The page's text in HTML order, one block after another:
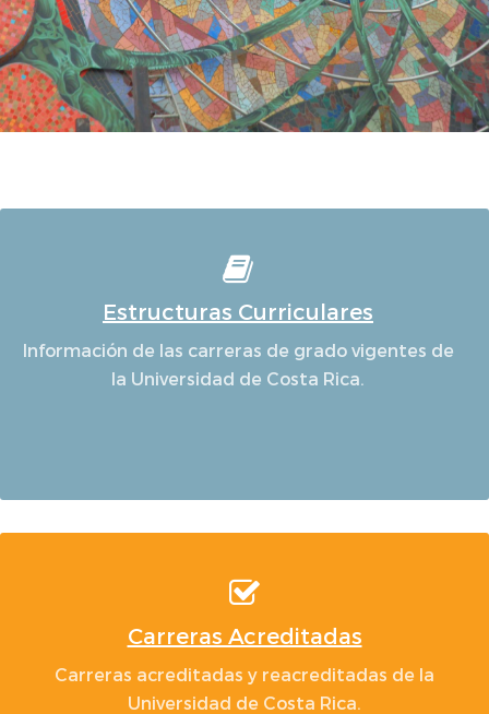
Estructuras Curriculares
Información de las carreras de grado vigentes de
la Universidad de Costa Rica.
Carreras Acreditadas
Carreras acreditadas y reacreditadas de la
Universidad de Costa Rica.